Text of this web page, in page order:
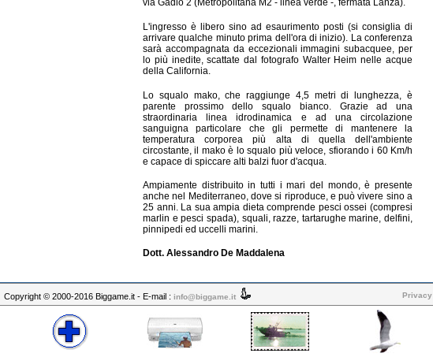
via Gadio 2 (Metropolitana M2 - linea verde -, fermata Lanza).
L'ingresso è libero sino ad esaurimento posti (si consiglia di
arrivare qualche minuto prima dell'ora di inizio). La conferenza
sarà accompagnata da eccezionali immagini subacquee, per
lo più inedite, scattate dal fotografo Walter Heim nelle acque
della California.
Lo squalo mako, che raggiunge 4,5 metri di lunghezza, è
parente prossimo dello squalo bianco. Grazie ad una
straordinaria linea idrodinamica e ad una circolazione
sanguigna particolare che gli permette di mantenere la
temperatura corporea più alta di quella dell'ambiente
circostante, il mako è lo squalo più veloce, sfiorando i 60 Km/h
e capace di spiccare alti balzi fuor d'acqua.
Ampiamente distribuito in tutti i mari del mondo, è presente
anche nel Mediterraneo, dove si riproduce, e può vivere sino a
25 anni. La sua ampia dieta comprende pesci ossei (compresi
marlin e pesci spada), squali, razze, tartarughe marine, delfini,
pinnipedi ed uccelli marini.
Dott. Alessandro De Maddalena
Copyright © 2000-2016 Biggame.it - E-mail : info@biggame.it Privacy